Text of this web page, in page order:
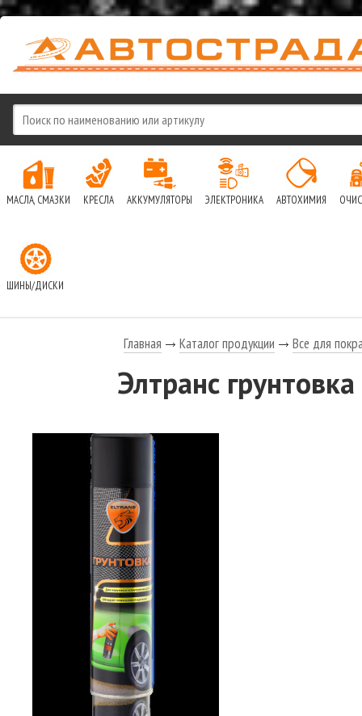
МАСЛА, СМАЗКИ КРЕСЛА АККУМУЛЯТОРЫ ЭЛЕКТРОНИКА АВТОХИМИЯ
ШИНЫ/ДИСКИ
Главная Каталог продукции Все для
Элтранс